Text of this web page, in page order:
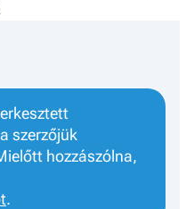
szerzőjük
hozzászólna,
.